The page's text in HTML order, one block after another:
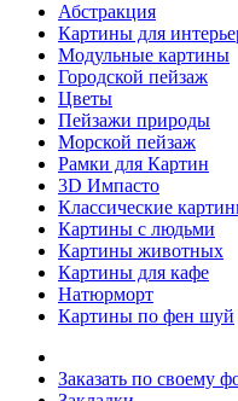
Абстракция
Картины для
Модульные картины
Городской пейзаж
Цветы
Пейзажи природы
Морской пейзаж
Рамки для Картин
3D Импасто
Классические
Картины с людьми
Картины животных
Картины для кафе
Натюрморт
Картины по фен шуй
Заказать по своему